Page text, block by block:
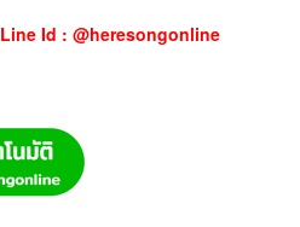
Line Id : @heresongonline